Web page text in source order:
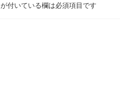
が付いている欄は必須項目です